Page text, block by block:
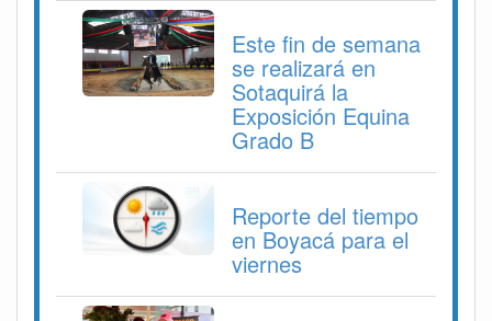
Este fin de semana
se realizará en
Sotaquirá la
Exposición Equina
Grado B
Reporte del tiempo
en Boyacá para el
viernes